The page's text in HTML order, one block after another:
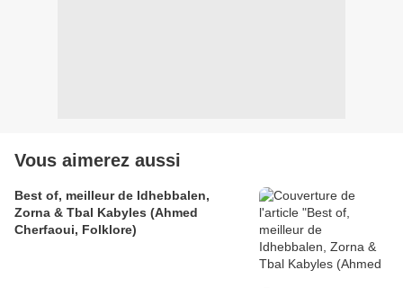
Vous aimerez aussi
Best of, meilleur de Idhebbalen,
Zorna & Tbal Kabyles (Ahmed
Cherfaoui, Folklore)